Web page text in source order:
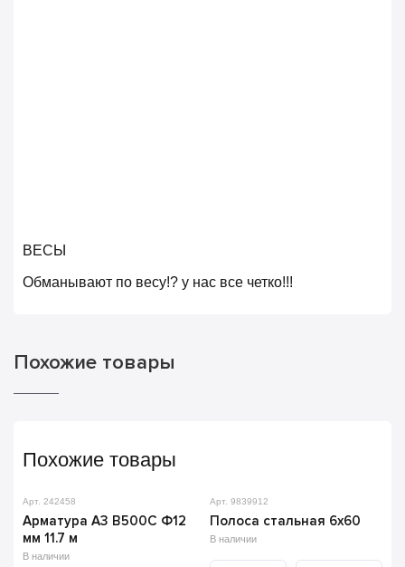
ВЕСЫ
Обманывают по весу!? у нас все четко!!!
Похожие товары
Похожие товары
Арт. 242458
Арматура А3 В500С Ф12
мм 11.7 м
В наличии
Арт. 9839912
Полоса стальная 6х60
В наличии